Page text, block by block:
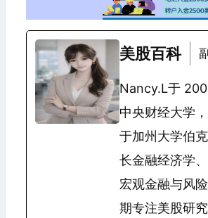
美股百科
Nancy.L于
中央财经大学
于加州大学伯
长金融经济学、
宏观金融与风
期专注美股研